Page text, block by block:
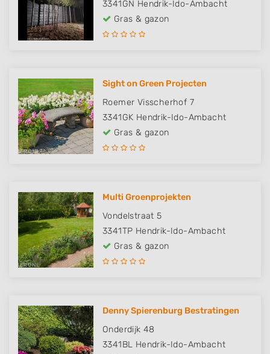
3341GN Hendrik-Ido-Ambacht
Gras & gazon
Sight on Green Projecten
Roemer Visscherhof 7
3341GK Hendrik-Ido-Ambacht
Gras & gazon
Multi Groenprojekten
Vondelstraat 5
3341TP Hendrik-Ido-Ambacht
Gras & gazon
Denny Spierenburg Bestratingen
Onderdijk 48
3341BL Hendrik-Ido-Ambacht